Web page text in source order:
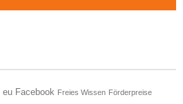
eu Facebook Freies Wissen Förderpreise